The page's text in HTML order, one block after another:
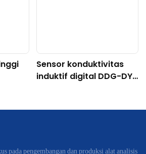
Sensor konduktivitas
induktif digital DDG-DY-
pada pengembangan dan produksi alat analisis